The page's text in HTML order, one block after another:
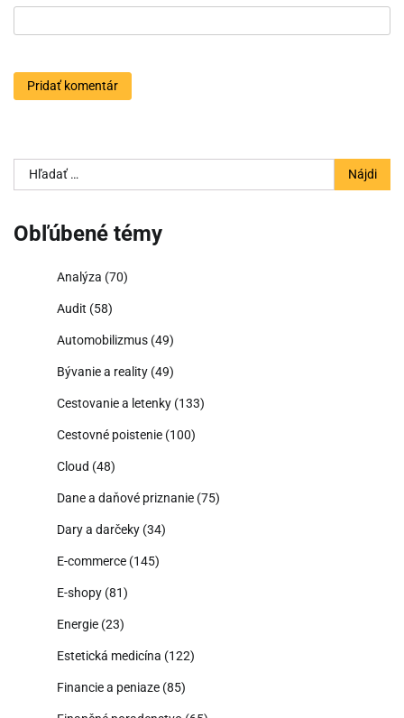
Hľadať:
Obľúbené témy
Analýza (70)
Audit (58)
Automobilizmus (49)
Bývanie a reality (49)
Cestovanie a letenky (133)
Cestovné poistenie (100)
Cloud (48)
Dane a daňové priznanie (75)
Dary a darčeky (34)
E-commerce (145)
E-shopy (81)
Energie (23)
Estetická medicína (122)
Financie a peniaze (85)